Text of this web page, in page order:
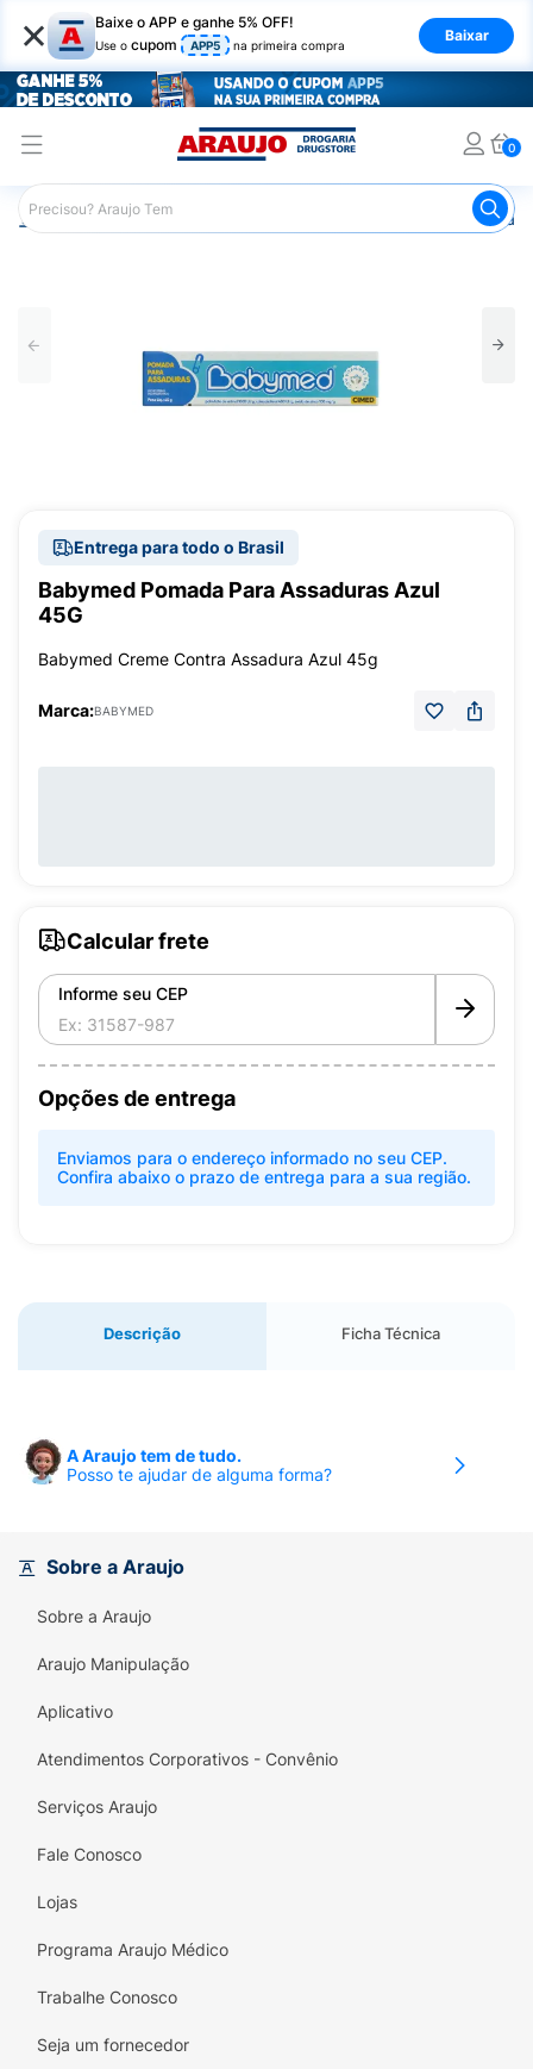
× Baixe o APP e ganhe 5% OFF!
Use o cupom APP5 na primeira compra
Baixar
0
Araujo Infantil Pomada para
Entrega para todo o Brasil
Babymed Pomada Para Assaduras Azul
45G
Babymed Creme Contra Assadura Azul 45g
Marca:BABYMED
Calcular frete
Informe seu CEP
Opções de entrega
Enviamos para o endereço informado no seu CEP.
Confira abaixo o prazo de entrega para a sua região.
Descrição Ficha Técnica
A Araujo tem de tudo.
Posso te ajudar de alguma forma?
Sobre a Araujo
Sobre a Araujo
Araujo Manipulação
Aplicativo
Atendimentos Corporativos - Convênio
Serviços Araujo
Fale Conosco
Lojas
Programa Araujo Médico
Trabalhe Conosco
Seja um fornecedor